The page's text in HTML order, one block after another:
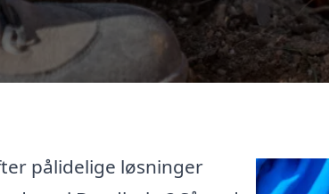
pålidelige løsninger